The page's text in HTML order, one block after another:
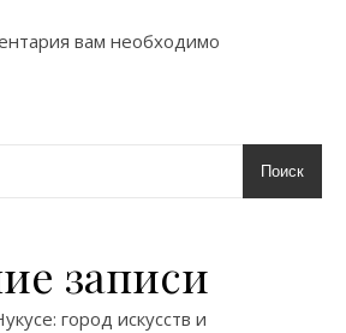
вам необходимо
Поиск
записи
город искусств и